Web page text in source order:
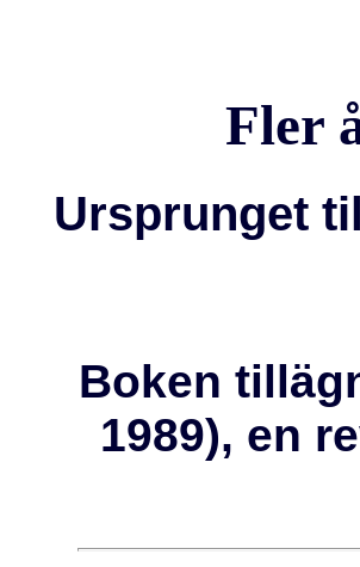
Fler
Ursprunget
Boken
1989), en